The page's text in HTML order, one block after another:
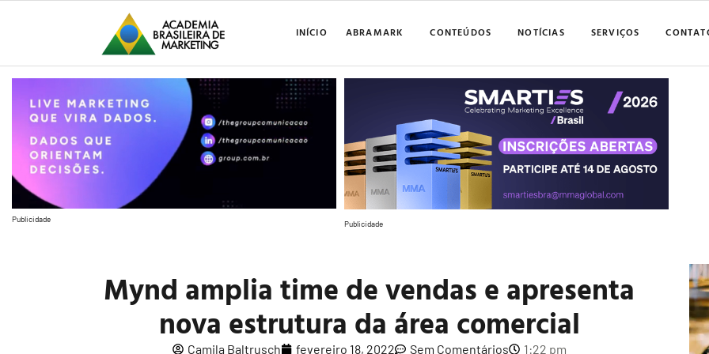
INÍCIO ABRAMARK CONTEÚDOS NOTÍCIAS SERVIÇOS
Publicidade Publicidade
Mynd amplia time de vendas e apresenta
nova estrutura da área comercial
Camila Baltrusch fevereiro 18, 2022 Sem Comentários 1:22 pm